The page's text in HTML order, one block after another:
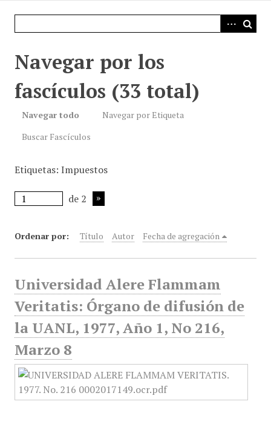
Navegar por los
fascículos (33 total)
Navegar todo
Navegar por Etiqueta
Buscar Fascículos
Etiquetas: Impuestos
de 2
Ordenar por: Título Autor Fecha de agregación
Universidad Alere Flammam
Veritatis: Órgano de difusión de
la UANL, 1977, Año 1, No 216,
Marzo 8